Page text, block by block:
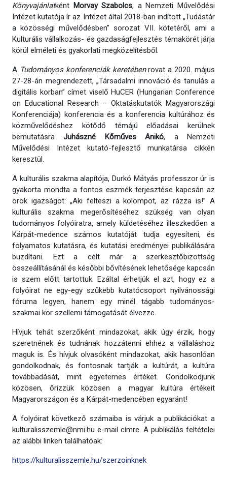
Könyvajánlatként Morvay Szabolcs, a Nemzeti Művelődési
Intézet kutatója ír az Intézet által 2018-ban indított „Tudástár
a közösségi művelődésben” sorozat VII. kötetéről, ami a
Kulturális vállalkozás- és gazdaságfejlesztés témakörét járja
körül elméleti és gyakorlati megközelítésből.
A Tudományos konferenciák keretébenrovat a 2020. május
27-28-án megrendezett, „Társadalmi innováció és tanulás a
digitális korban” címet viselő HuCER (Hungarian Conference
on Educational Research – Oktatáskutatók Magyarországi
Konferenciája) konferencia és a konferencia kultúrához és
közművelődéshez kötődő témájú előadásai kerülnek
bemutatásraJuhászné Kőműves Anikó, a Nemzeti
Művelődési Intézet kutató-fejlesztő munkatársa cikkén
keresztül.
A kulturális szakma alapítója, Durkó Mátyás professzor úr is
gyakorta mondta a fontos eszmék terjesztése kapcsán az
örök igazságot: „Aki felteszi a kolompot, az rázza is!” A
kulturális szakma megerősítéséhez szükség van olyan
tudományos folyóiratra, amely küldetéséhez illeszkedően a
Kárpát-medence számos kutatóját tudja egyesíteni, és
folyamatos kutatásra, és kutatási eredményei publikálására
buzdítani. Ezt a célt már a szerkesztőbizottság
összeállításánál és későbbi bővítésének lehetősége kapcsán
is szem előtt tartottuk. Ezáltal érhetjük el azt, hogy ez a
folyóirat ne egy-egy szűkebb kutatócsoport nyilvánossági
fóruma legyen, hanem egy minél tágabb tudományos-
szakmai kör szellemi támogatását élvezze.
Hívjuk tehát szerzőként mindazokat, akik úgy érzik, hogy
szeretnének és tudnának hozzátenni ehhez a vállaláshoz
maguk is. És hívjuk olvasóként mindazokat, akik hasonlóan
gondolkodnak, és fontosnak tartják a kultúrát, a kultúra
továbbadását, mint egyetemes értéket. Gondolkodjunk
közösen, őrizzük közösen a magyar kultúra értékeit
Magyarországon és a Kárpát-medencében egyaránt!
A folyóirat következő számaiba is várjuk a publikációkat a
kulturalisszemle@nmi.hu e-mail címre. A publikálás feltételei
az alábbi linken találhatóak:
https://kulturalisszemle.hu/szerzoinknek